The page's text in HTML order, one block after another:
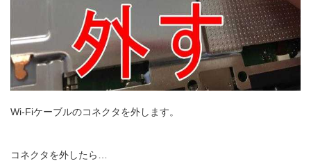
Wi-Fiケーブルのコネクタを外します。
コネクタを外したら…